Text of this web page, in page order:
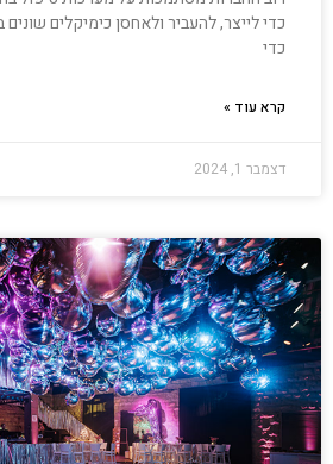
כדי לייצר, להעביר ולאחסן כימיקלים שונים
כדי
קרא עוד »
דצמבר 1, 2024